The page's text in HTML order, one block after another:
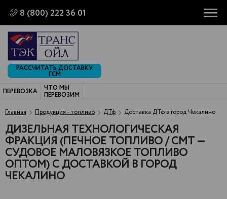
8 (800) 222 36 01
РАССЧИТАТЬ ДОСТАВКУ
ГСМ
ПЕРЕВОЗКА
ЧТО МЫ
ПЕРЕВОЗИМ
Главная
Продукция - топливо ДТф Доставка ДТф в город Чекалино
ДИЗЕЛЬНАЯ ТЕХНОЛОГИЧЕСКАЯ
ФРАКЦИЯ (ПЕЧНОЕ ТОПЛИВО / СМТ —
СУДОВОЕ МАЛОВЯЗКОЕ ТОПЛИВО
ОПТОМ) С ДОСТАВКОЙ В ГОРОД
ЧЕКАЛИНО